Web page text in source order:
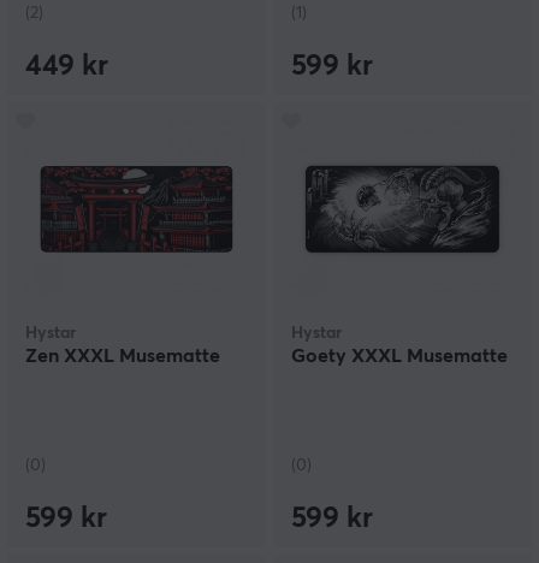
(2)
449 kr
(1)
599 kr
Hystar
Zen XXXL Musematte
(0)
599 kr
Hystar
Goety XXXL Musematte
(0)
599 kr